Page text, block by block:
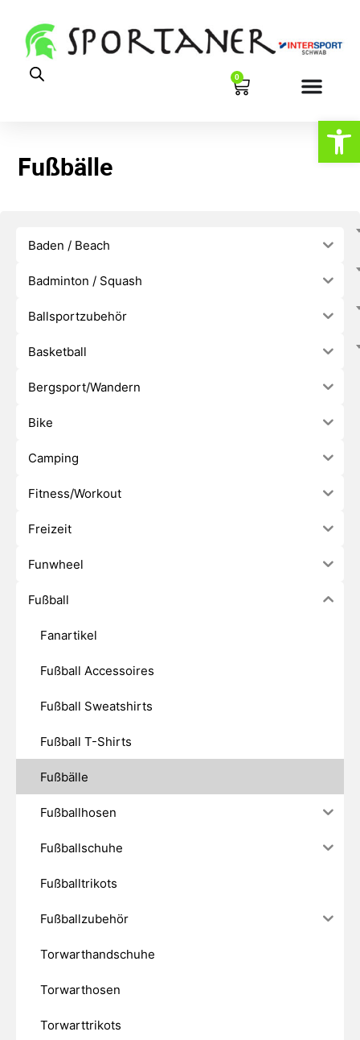
0
Fußbälle
Baden / Beach
Badminton / Squash
Ballsportzubehör
Basketball
Bergsport/Wandern
Bike
Camping
Fitness/Workout
Freizeit
Funwheel
Fußball
Fanartikel
Fußball Accessoires
Fußball Sweatshirts
Fußball T-Shirts
Fußbälle
Fußballhosen
Fußballschuhe
Fußballtrikots
Fußballzubehör
Torwarthandschuhe
Torwarthosen
Torwarttrikots